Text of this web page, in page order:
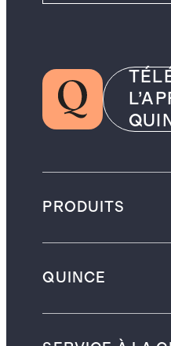
PRODUITS
QUINCE